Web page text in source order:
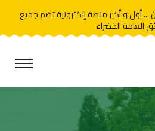
... أول و أكبر منصة إلكترونية تضم جميع
العامة الخضراء